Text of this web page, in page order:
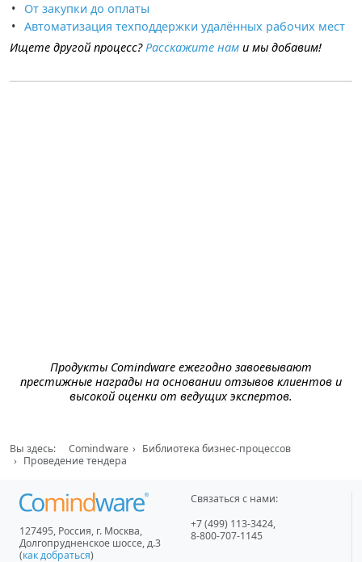
От закупки до оплаты
Автоматизация техподдержки удалённых рабочих мест
Ищете другой процесс?Расскажите нам и мы добавим!
Продукты Comindware ежегодно завоевывают
престижные награды на основании отзывов клиентов и
высокой оценки от ведущих экспертов.
Вы здесь: Comindware
Библиотека бизнес-процессов
Проведение тендера
127495, Россия, г. Москва,
Долгопрудненское шоссе, д.3
(как добраться)
Связаться с нами:
+7 (499) 113-3424,
8-800-707-1145